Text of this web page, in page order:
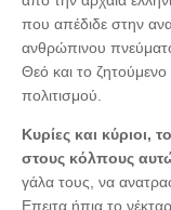
που απέδιδε στην
ανθρώπινου
Θεό και το ζητούμενο
πολιτισμού.
Κυρίες και
στους κόλπους
γάλα τους, να
Επειτα ήπια το